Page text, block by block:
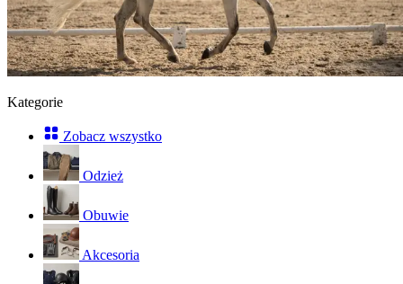
Kategorie
Zobacz wszystko
Odzież
Obuwie
Akcesoria